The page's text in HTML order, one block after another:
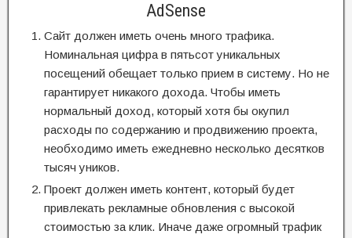
AdSense
Сайт должен иметь очень много трафика.
Номинальная цифра в пятьсот уникальных
посещений обещает только прием в систему. Но не
гарантирует никакого дохода. Чтобы иметь
нормальный доход, который хотя бы окупил
расходы по содержанию и продвижению проекта,
необходимо иметь ежедневно несколько десятков
тысяч уников.
Проект должен иметь контент, который будет
привлекать рекламные обновления с высокой
стоимостью за клик. Иначе даже огромный трафик